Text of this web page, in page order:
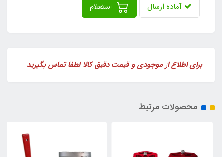
آماده ارسال استعلام
برای اطلاع از موجودی و قیمت دقیق کالا لطفا تماس بگیرید
محصولات مرتبط